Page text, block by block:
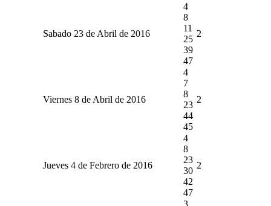
Sabado 23 de Abril de 2016
4
8
11
25
39
47
2
Viernes 8 de Abril de 2016
4
7
8
23
44
45
2
Jueves 4 de Febrero de 2016
4
8
23
30
42
47
2
3